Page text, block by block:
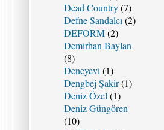
Dead Country(7)
Defne Sandalcı (2)
DEFORM(2)
Demirhan Baylan
(8)
Deneyevi (1)
Dengbej Şakir(1)
Deniz Özel (1)
Deniz Güngören
(10)